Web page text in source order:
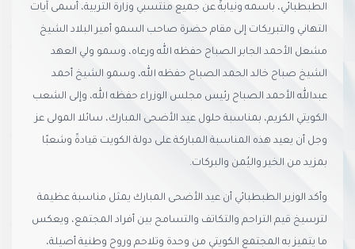
الطبطبائي، باسمه ونيابةً عن جميع منتسبي وزارة التربية، أسمى آيات
التهاني والتبريكات إلى مقام حضرة صاحب السمو أمير البلاد الشيخ
مشعل الأحمد الجابر الصباح حفظه الله ورعاه، وسمو ولي العهد
الشيخ صباح خالد الحمد الصباح حفظه الله، وسمو الشيخ أحمد
عبدالله الأحمد الصباح رئيس مجلس الوزراء حفظه الله، وإلى الشعب
الكويتي الكريم، بمناسبة حلول عيد الأضحى المبارك، سائلا المولى عز
وجل أن يعيد هذه المناسبة المباركة على دولة الكويت قيادةً وشعبًا
بمزيد من الخير واليُمن والبركات.
وأكد الوزير الطبطبائي أن عيد الأضحى المبارك يمثل مناسبة عظيمة
لترسيخ قيم التراحم والتكاتف والتسامح بين أفراد المجتمع، ويعكس
ما يتميز به المجتمع الكويتي من وحدة وتلاحم وروح وطنية أصيلة،